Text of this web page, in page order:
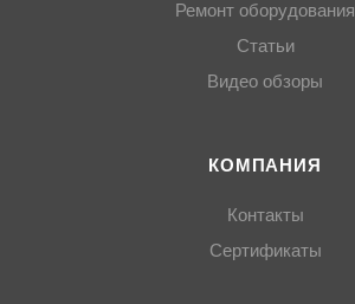
Ремонт оборудования
Статьи
Видео обзоры
КОМПАНИЯ
Контакты
Сертификаты